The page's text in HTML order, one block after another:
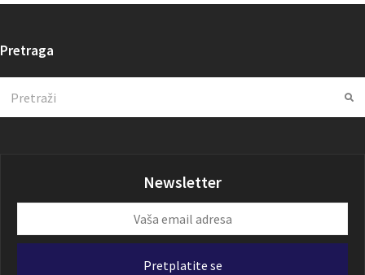
Pretraga
Newsletter
email
Pretplatite se